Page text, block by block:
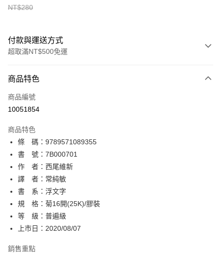
NT$280
付款與運送方式
超取滿NT$500免運
信用卡一次付款
超商取貨付款
相關說明
【關於「AFTEE先享後付」】
AFTEE先享後付是「在收到商品之後才付款」的支付方式。 讓您購物簡單
便利好安心！
１．簡單：不需註冊會員、不需綁卡、不需儲值。
２．便利：只要手機號碼，簡訊認證，即可結帳。
３．安心：先確認商品／服務後，再付款。
【「AFTEE先享後付」結帳流程】
１．於結帳方式選擇「AFTEE先享後付」後，將跳轉至「AFTEE先享後付」
結帳頁面，進行簡訊認證並確認金額後，即可完成結帳。
２．訂單成立數日內，您將收到繳費通知簡訊。
ATM／網路銀行／等多元方式進行付款，方視為交易完成。
ATM付款
運送方式
全家取貨付款
每筆NT$80，滿NT$500(含以上)免運費
付款後全家取貨
商品特色
商品編號
10051854
商品特色
條 碼：9789571089355
書 號：7B000701
作 者：西尾維新
譯 者：常純敏
書 系：浮文字
規 格：菊16開(25K)/膠裝
等 級：普遍級
上市日：2020/08/07
銷售重點